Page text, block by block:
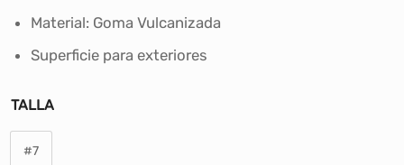
Material: Goma Vulcanizada
Superficie para exteriores
TALLA
#7